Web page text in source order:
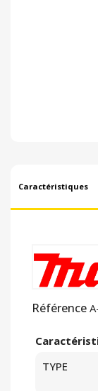
Caractéristiques
Référence
TYPE